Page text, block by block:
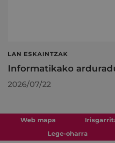
LAN ESKAINTZAK
Informatikako
2026/07/22
Web mapa
Lege-oharra